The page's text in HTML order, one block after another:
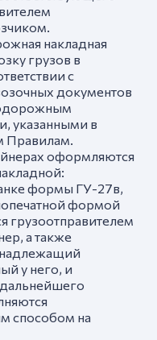
накладная
грузов в
с
документов
указанными в
Правилам.
оформляются
формы ГУ-27в,
формой
грузоотправителем
а также
у него, и
способом на